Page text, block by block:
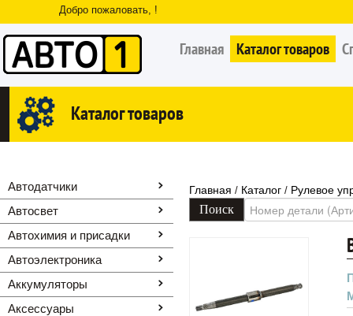
Добро пожаловать, !
Главная Каталог товаров
Каталог товаров
Автодатчики
Автосвет
Автохимия и присадки
Автоэлектроника
Аккумуляторы
Аксессуары
Главная / Каталог / Рулевое